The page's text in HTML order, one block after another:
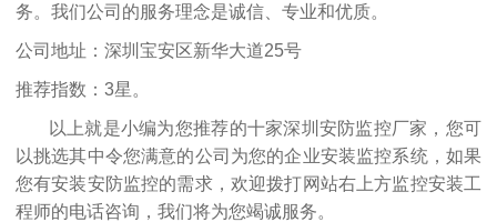
务。我们公司的服务理念是诚信、专业和优质。
公司地址：深圳宝安区新华大道25号
推荐指数：3星。
以上就是小编为您推荐的十家深圳安防监控厂家，您可
以挑选其中令您满意的公司为您的企业安装监控系统，如果
您有安装安防监控的需求，欢迎拨打网站右上方监控安装工
程师的电话咨询，我们将为您竭诚服务。